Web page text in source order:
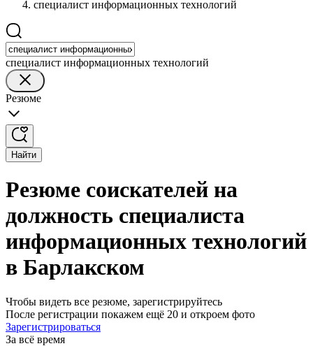
специалист информационных технологий
специалист информационных технологий
Резюме
Найти
Резюме соискателей на
должность специалиста
информационных технологий
в Барлакском
Чтобы видеть все резюме, зарегистрируйтесь
После регистрации покажем ещё 20 и откроем фото
Зарегистрироваться
За всё время